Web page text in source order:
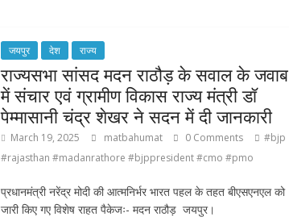
जयपुर देश राज्य
राज्यसभा सांसद मदन राठौड़ के सवाल के जवाब
में संचार एवं ग्रामीण विकास राज्य मंत्री डॉ
पेम्मासानी चंद्र शेखर ने सदन में दी जानकारी
March 19, 2025 matbahumat 0 Comments
#bjp
#rajasthan #madanrathore #bjppresident #cmo #pmo
प्रधानमंत्री नरेंद्र मोदी की आत्मनिर्भर भारत पहल के तहत बीएसएनएल को
जारी किए गए विशेष राहत पैकेजः- मदन राठौड़ जयपुर।